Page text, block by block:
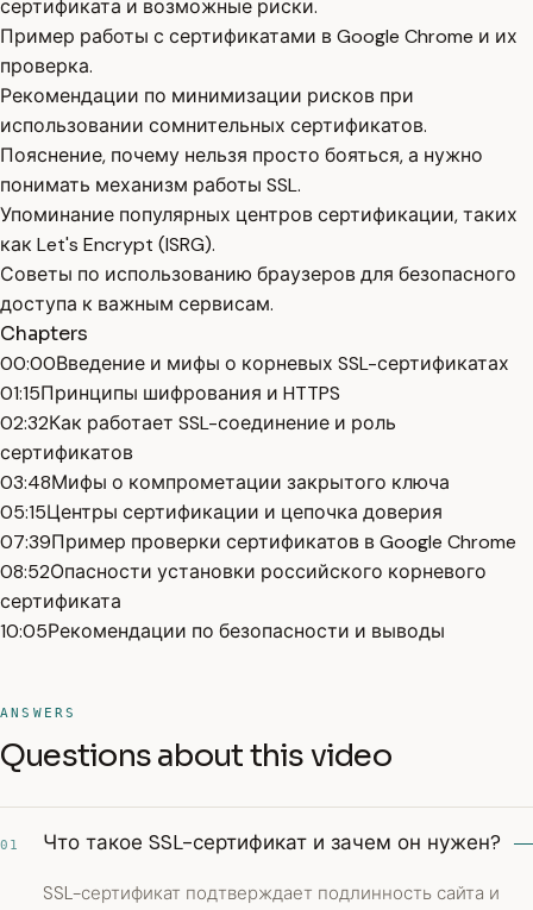
сертификата и возможные риски.
Пример работы с сертификатами в Google Chrome и их
проверка.
Рекомендации по минимизации рисков при
использовании сомнительных сертификатов.
Пояснение, почему нельзя просто бояться, а нужно
понимать механизм работы SSL.
Упоминание популярных центров сертификации, таких
как Let's Encrypt (ISRG).
Советы по использованию браузеров для безопасного
доступа к важным сервисам.
Chapters
00:00Введение и мифы о корневых SSL-сертификатах
01:15Принципы шифрования и HTTPS
02:32Как работает SSL-соединение и роль
сертификатов
03:48Мифы о компрометации закрытого ключа
05:15Центры сертификации и цепочка доверия
07:39Пример проверки сертификатов в Google Chrome
08:52Опасности установки российского корневого
сертификата
10:05Рекомендации по безопасности и выводы
ANSWERS
Questions about this video
01 Что такое SSL-сертификат и зачем он нужен?
SSL-сертификат подтверждает подлинность сайта и